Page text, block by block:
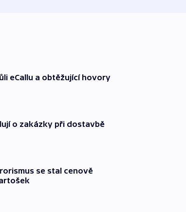
eCallu a obtěžující hovory
o zakázky při dostavbě
se stal cenově